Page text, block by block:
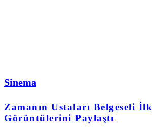
Sinema
Zamanın Ustaları Belgeseli İlk
Görüntülerini Paylaştı